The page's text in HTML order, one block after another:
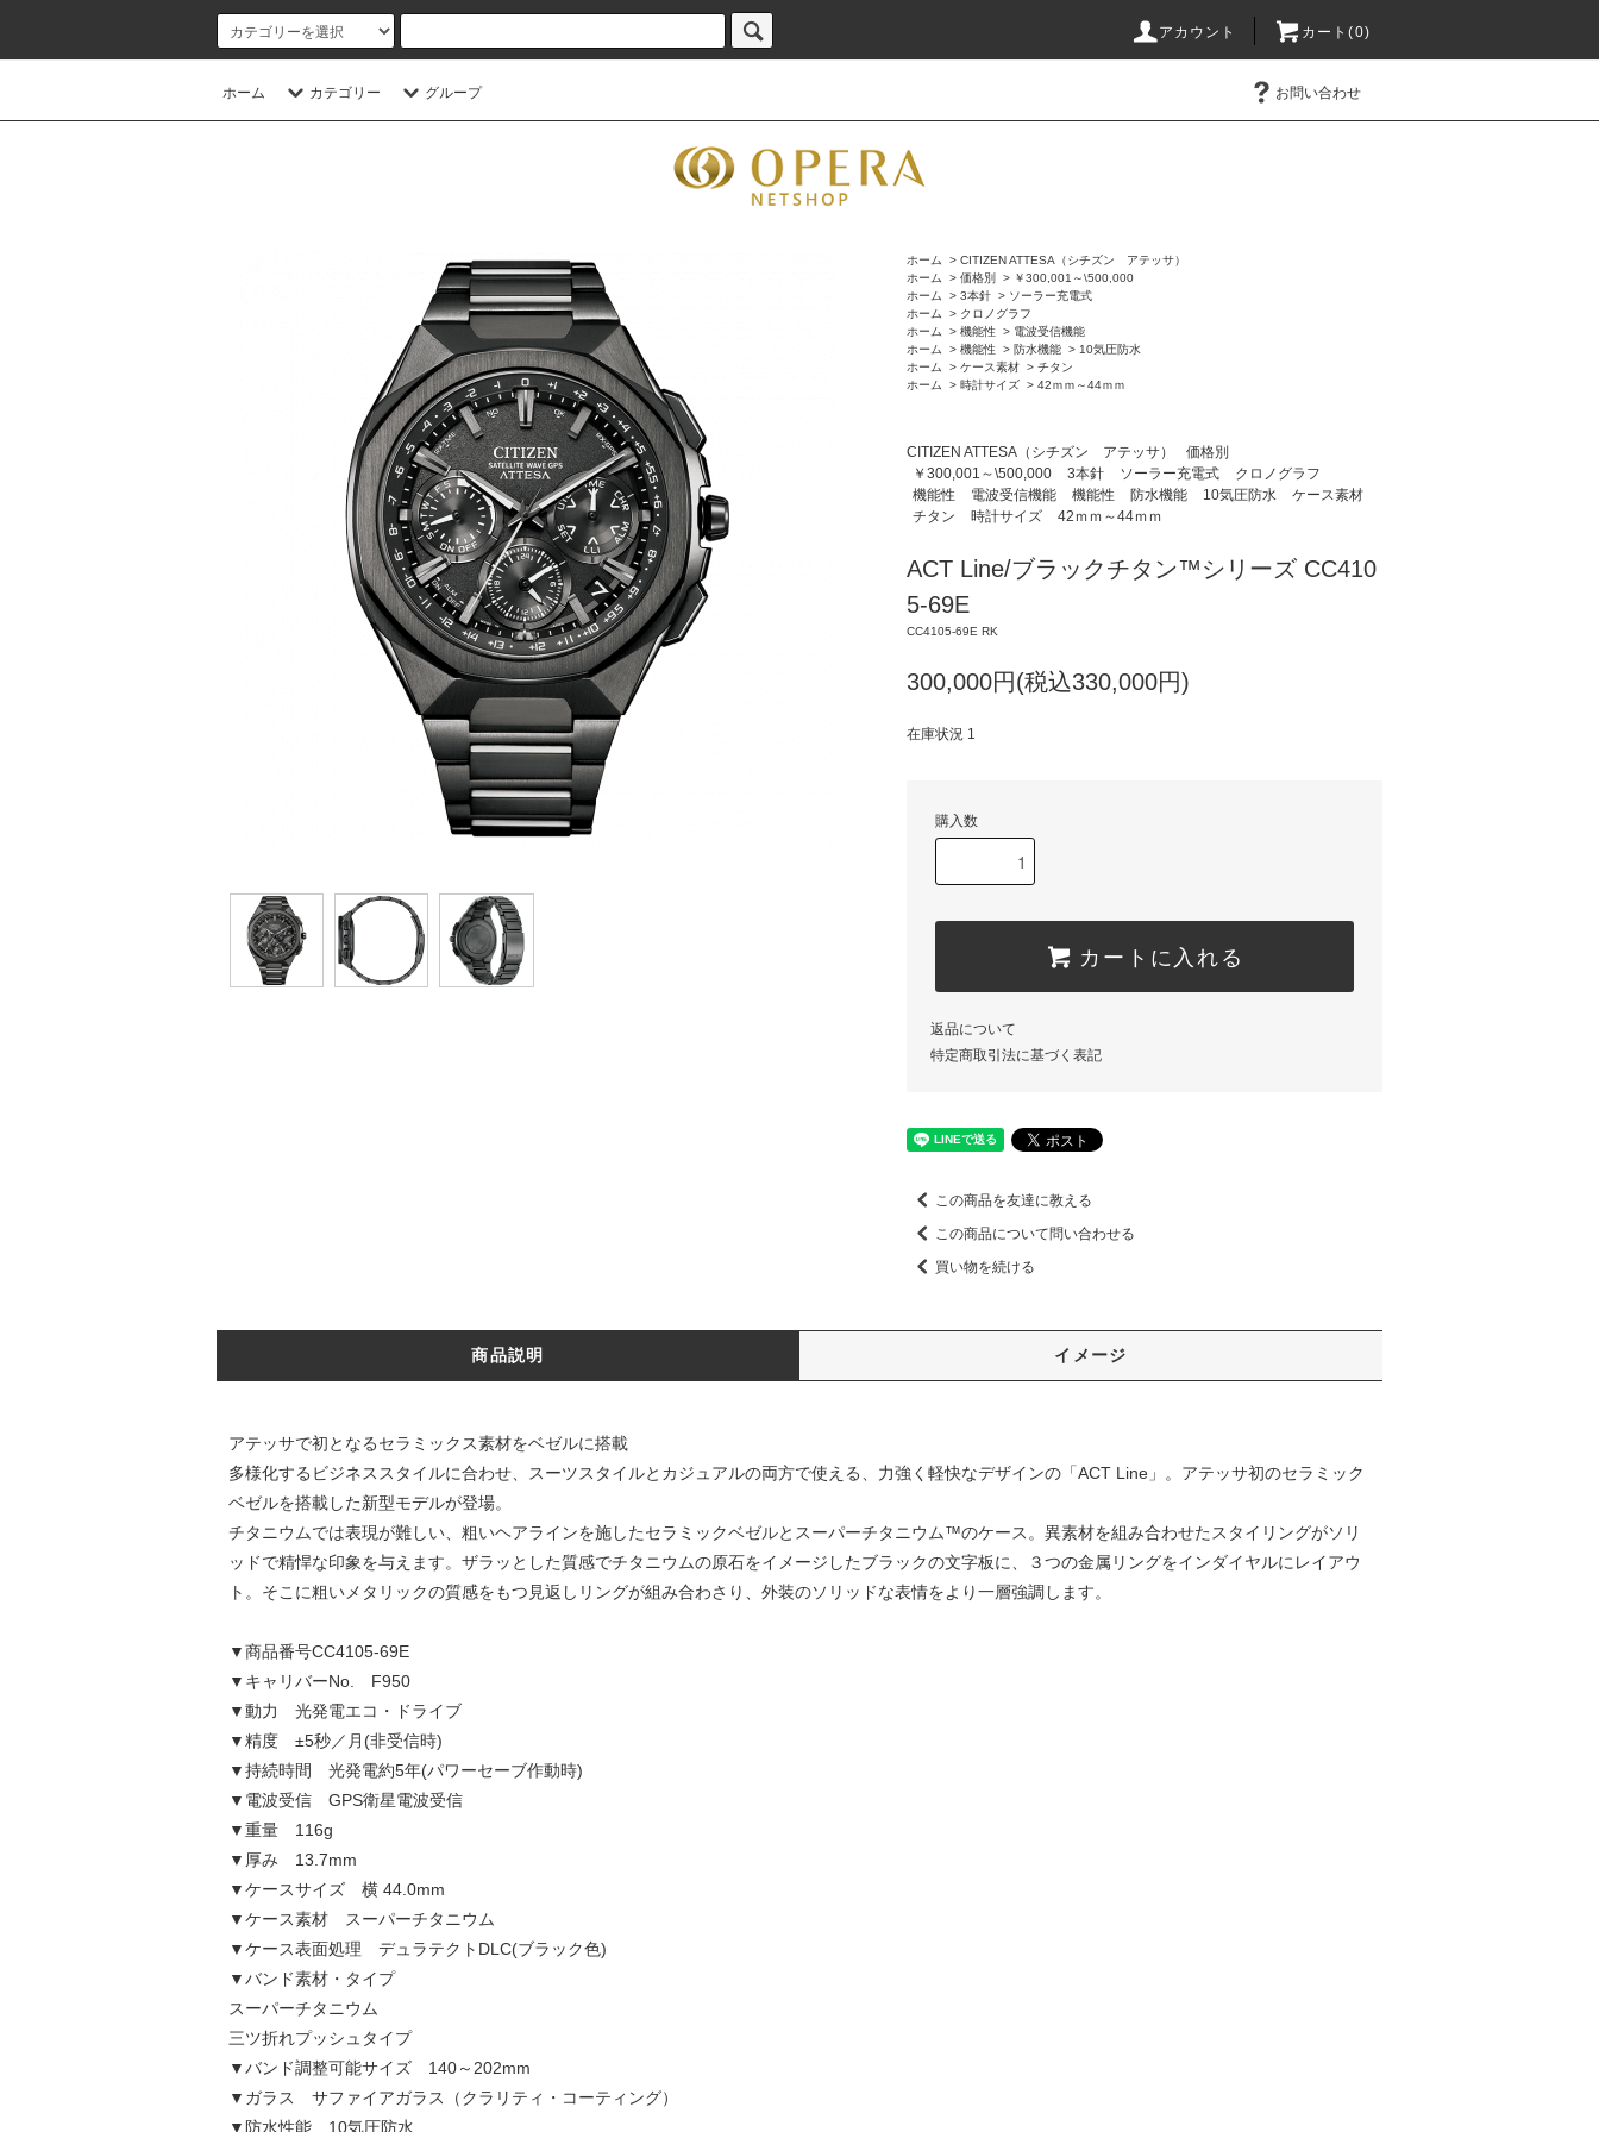
アカウント カート(0)
ホーム カテゴリー グループ お問い合わせ
ホーム > CITIZEN ATTESA（シチズン アテッサ）
ホーム
> 価格別 > ￥300,001～\500,000
ホーム
> 3本針 > ソーラー充電式
ホーム
> クロノグラフ
ホーム
> 機能性 > 電波受信機能
ホーム
> 機能性 > 防水機能 > 10気圧防水
ホーム
> ケース素材 > チタン
ホーム
> 時計サイズ > 42ｍｍ～44ｍｍ
CITIZEN ATTESA（シチズン アテッサ）
価格別
￥300,001～\500,000
3本針 ソーラー充電式
クロノグラフ
機能性
電波受信機能 機能性 防水機能 10気圧防水
ケース素材
チタン
時計サイズ 42ｍｍ～44ｍｍ
ACT Line/ブラックチタン™シリーズ CC410
5-69E
CC4105-69E RK
300,000円(税込330,000円)
在庫状況 1
購入数
カートに入れる
返品について
特定商取引法に基づく表記
この商品を友達に教える
この商品について問い合わせる
買い物を続ける
商品説明 イメージ
アテッサで初となるセラミックス素材をベゼルに搭載
多様化するビジネススタイルに合わせ、スーツスタイルとカジュアルの両方で使える、力強く軽快なデザインの「ACT Line」。アテッサ初のセラミック
ベゼルを搭載した新型モデルが登場。
チタニウムでは表現が難しい、粗いヘアラインを施したセラミックベゼルとスーパーチタニウム™のケース。異素材を組み合わせたスタイリングがソリ
ッドで精悍な印象を与えます。ザラッとした質感でチタニウムの原石をイメージしたブラックの文字板に、３つの金属リングをインダイヤルにレイアウ
ト。そこに粗いメタリックの質感をもつ見返しリングが組み合わさり、外装のソリッドな表情をより一層強調します。
▼商品番号CC4105-69E
▼キャリバーNo. F950
▼動力 光発電エコ・ドライブ
▼精度 ±5秒／月(非受信時)
▼持続時間 光発電約5年(パワーセーブ作動時)
▼電波受信 GPS衛星電波受信
▼重量 116g
▼厚み 13.7mm
▼ケースサイズ 横 44.0mm
▼ケース素材 スーパーチタニウム
▼ケース表面処理 デュラテクトDLC(ブラック色)
▼バンド素材・タイプ
スーパーチタニウム
三ツ折れプッシュタイプ
▼バンド調整可能サイズ 140～202mm
▼ガラス サファイアガラス（クラリティ・コーティング）
▼防水性能 10気圧防水